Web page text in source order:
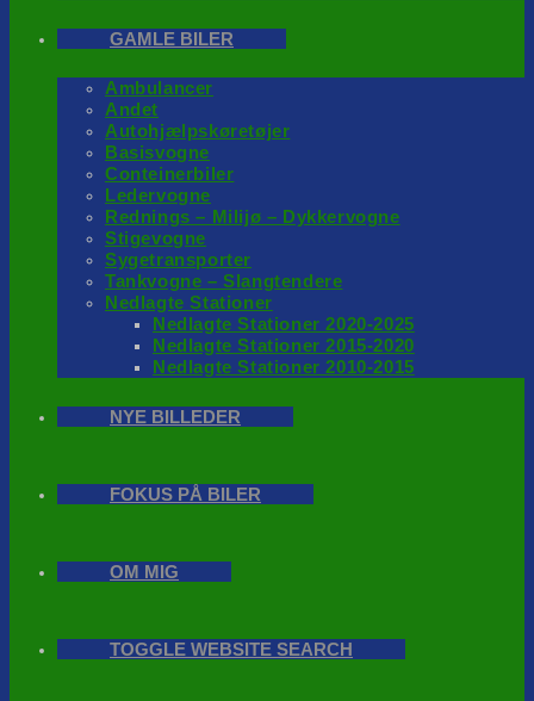
GAMLE BILER
Ambulancer
Andet
Autohjælpskøretøjer
Basisvogne
Conteinerbiler
Ledervogne
Rednings – Milijø – Dykkervogne
Stigevogne
Sygetransporter
Tankvogne – Slangtendere
Nedlagte Stationer
Nedlagte Stationer 2020-2025
Nedlagte Stationer 2015-2020
Nedlagte Stationer 2010-2015
NYE BILLEDER
FOKUS PÅ BILER
OM MIG
TOGGLE WEBSITE SEARCH